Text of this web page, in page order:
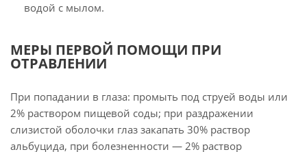
водой с мылом.
МЕРЫ ПЕРВОЙ ПОМОЩИ ПРИ
ОТРАВЛЕНИИ
При попадании в глаза: промыть под струей воды или
2% раствором пищевой соды; при раздражении
слизистой оболочки глаз закапать 30% раствор
альбуцида, при болезненности — 2% раствор